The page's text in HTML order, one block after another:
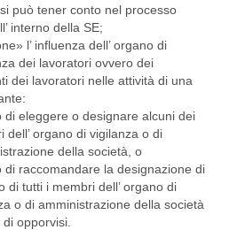
può tener conto nel processo
interno della SE;
l’ influenza dell’ organo di
dei lavoratori ovvero dei
dei lavoratori nelle attività di una
di eleggere o designare alcuni dei
dell’ organo di vigilanza o di
della società, o
di raccomandare la designazione di
di tutti i membri dell’ organo di
o di amministrazione della società
opporvisi.